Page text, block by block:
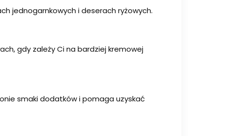
jednogarnkowych i deserach ryżowych.
gdy zależy Ci na bardziej kremowej
smaki dodatków i pomaga uzyskać